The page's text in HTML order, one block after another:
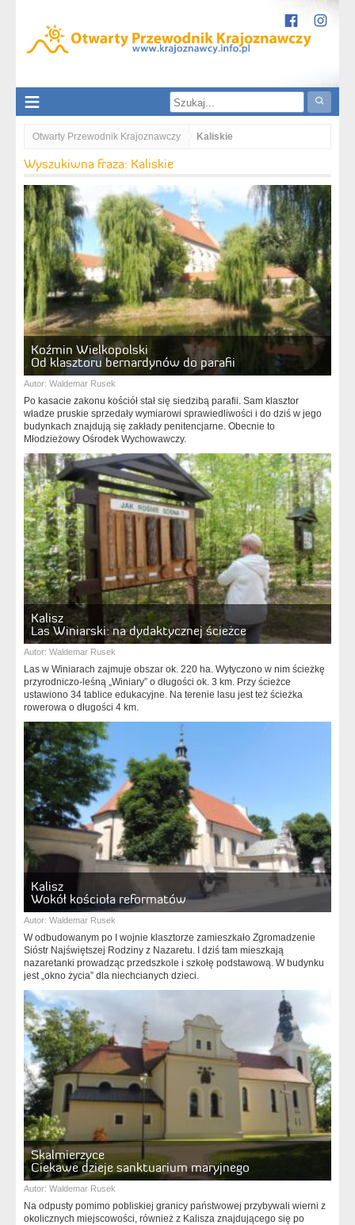
Otwarty Przewodnik Krajoznawczy Kaliskie
Wyszukiwna fraza: Kaliskie
Koźmin Wielkopolski
Od klasztoru bernardynów do parafii
Autor: Waldemar Rusek
Po kasacie zakonu kościół stał się siedzibą parafii. Sam klasztor
władze pruskie sprzedały wymiarowi sprawiedliwości i do dziś w jego
budynkach znajdują się zakłady penitencjarne. Obecnie to
Młodzieżowy Ośrodek Wychowawczy.
Kalisz
Las Winiarski: na dydaktycznej ścieżce
Autor: Waldemar Rusek
Las w Winiarach zajmuje obszar ok. 220 ha. Wytyczono w nim ścieżkę
przyrodniczo-leśną „Winiary” o długości ok. 3 km. Przy ścieżce
ustawiono 34 tablice edukacyjne. Na terenie lasu jest też ścieżka
rowerowa o długości 4 km.
Kalisz
Wokół kościoła reformatów
Autor: Waldemar Rusek
W odbudowanym po I wojnie klasztorze zamieszkało Zgromadzenie
Sióstr Najświętszej Rodziny z Nazaretu. I dziś tam mieszkają
nazaretanki prowadząc przedszkole i szkołę podstawową. W budynku
jest „okno życia” dla niechcianych dzieci.
Skalmierzyce
Ciekawe dzieje sanktuarium maryjnego
Autor: Waldemar Rusek
Na odpusty pomimo pobliskiej granicy państwowej przybywali wierni z
okolicznych miejscowości, również z Kalisza znajdującego się po